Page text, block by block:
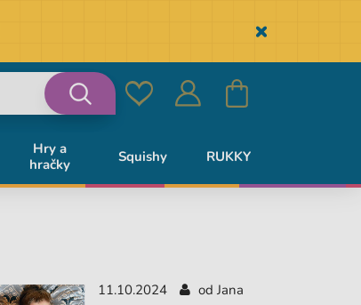
Skryť
OblíbenéPřihlásit Košík
Hry a
hračky
Squishy RUKKY
11.10.2024 od Jana